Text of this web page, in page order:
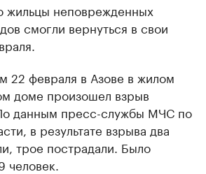
жильцы неповрежденных
смогли вернуться в свои
22 февраля в Азове в жилом
доме произошел взрыв
данным пресс-службы МЧС по
в результате взрыва два
трое пострадали. Было
человек.